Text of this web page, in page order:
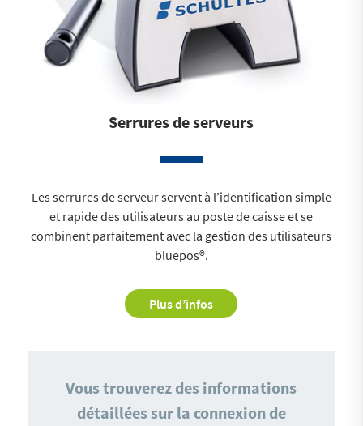
Serrures de serveurs
Les serrures de serveur servent à l’identification simple
et rapide des utilisateurs au poste de caisse et se
combinent parfaitement avec la gestion des utilisateurs
bluepos®.
Plus d’infos
Vous trouverez des informations
détaillées sur la connexion de